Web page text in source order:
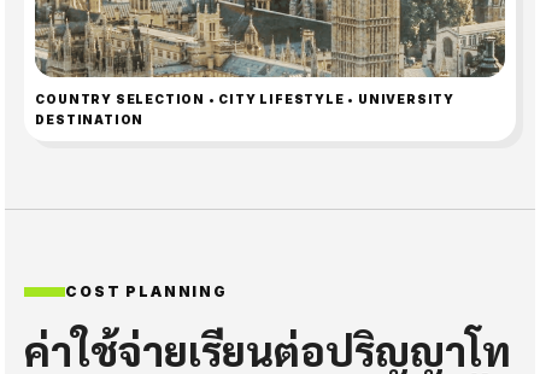
COUNTRY SELECTION • CITY LIFESTYLE • UNIVERSITY
DESTINATION
COST PLANNING
ค่าใช้จ่ายเรียนต่อปริญญาโท